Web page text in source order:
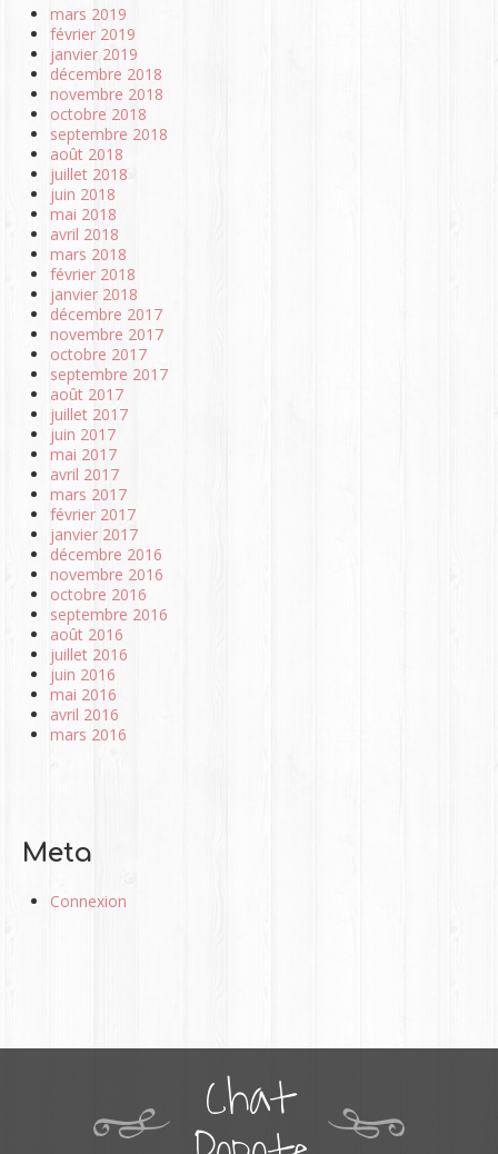
mars 2019
février 2019
janvier 2019
décembre 2018
novembre 2018
octobre 2018
septembre 2018
août 2018
juillet 2018
juin 2018
mai 2018
avril 2018
mars 2018
février 2018
janvier 2018
décembre 2017
novembre 2017
octobre 2017
septembre 2017
août 2017
juillet 2017
juin 2017
mai 2017
avril 2017
mars 2017
février 2017
janvier 2017
décembre 2016
novembre 2016
octobre 2016
septembre 2016
août 2016
juillet 2016
juin 2016
mai 2016
avril 2016
mars 2016
Meta
Connexion
Chat